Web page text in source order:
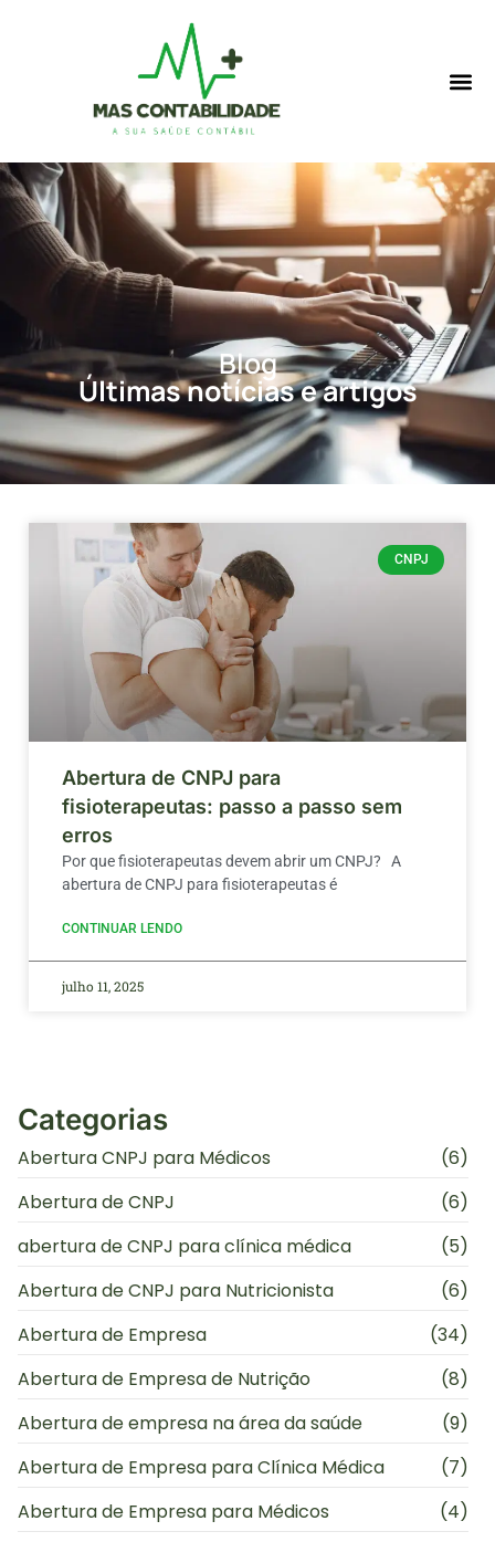
Blog
Últimas notícias e artigos
CNPJ
Abertura de CNPJ para
fisioterapeutas: passo a passo sem
erros
Por que fisioterapeutas devem abrir um CNPJ? A
abertura de CNPJ para fisioterapeutas é
CONTINUAR LENDO
julho 11, 2025
Categorias
Abertura CNPJ para Médicos
(6)
Abertura de CNPJ
(6)
abertura de CNPJ para clínica médica
(5)
Abertura de CNPJ para Nutricionista
(6)
Abertura de Empresa
(34)
Abertura de Empresa de Nutrição
(8)
Abertura de empresa na área da saúde
(9)
Abertura de Empresa para Clínica Médica
(7)
Abertura de Empresa para Médicos
(4)